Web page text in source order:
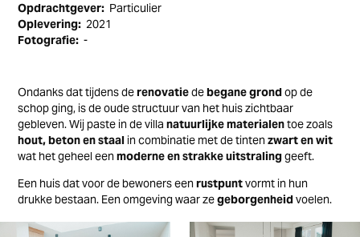
Opdrachtgever: Particulier
Oplevering: 2021
Fotografie:-
Ondanks dat tijdens derenovatiedebegane grondop de
schop ging, is de oude structuur van het huis zichtbaar
gebleven. Wijpaste in de villa natuurlijke materialentoe zoals
hout, beton en staal in combinatie met de tintenzwart en wit
wat het geheel eenmoderne en strakke uitstralinggeeft.
Een huis dat voor de bewoners eenrustpuntvormt in hun
drukke bestaan. Een omgeving waar zegeborgenheidvoelen.